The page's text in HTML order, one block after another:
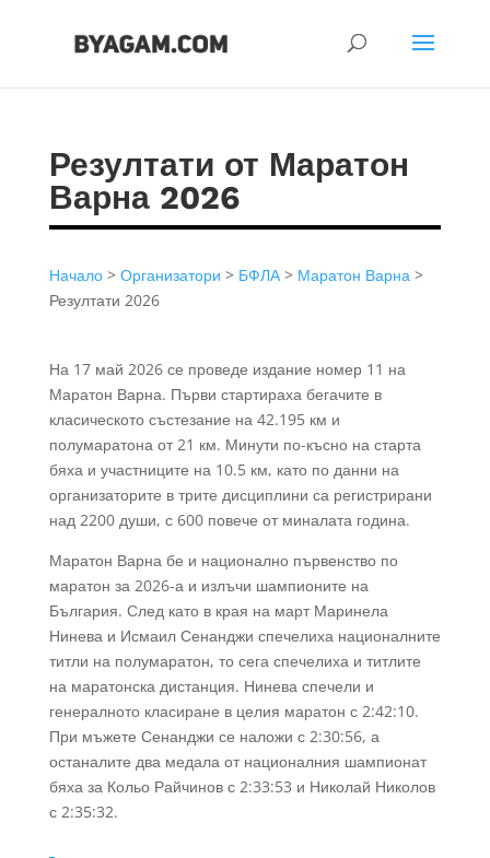
Резултати от Маратон
Варна 2026
Начало> Организатори > БФЛА> Маратон Варна>
Резултати 2026
На 17 май 2026 се проведе издание номер 11 на
Маратон Варна. Първи стартираха бегачите в
класическото състезание на 42.195 км и
полумаратона от 21 км. Минути по-късно на старта
бяха и участниците на 10.5 км, като по данни на
организаторите в трите дисциплини са регистрирани
над 2200 души, с 600 повече от миналата година.
Маратон Варна бе и национално първенство по
маратон за 2026-а и излъчи шампионите на
България. След като в края на март Маринела
Нинева и Исмаил Сенанджи спечелиха националните
титли на полумаратон, то сега спечелиха и титлите
на маратонска дистанция. Нинева спечели и
генералното класиране в целия маратон с 2:42:10.
При мъжете Сенанджи се наложи с 2:30:56, а
останалите два медала от националния шампионат
бяха за Кольо Райчинов с 2:33:53 и Николай Николов
с 2:35:32.